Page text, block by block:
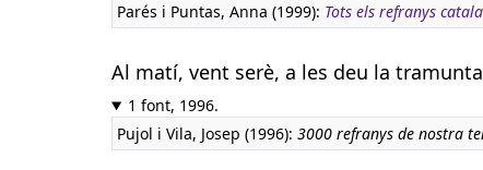
Parés i Puntas, Anna (1999): Tots els refranys
Al matí, vent serè, a les deu la
1 font, 1996.
Pujol i Vila, Josep (1996): 3000 refranys de nostra